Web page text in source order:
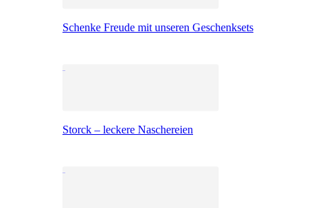
Schenke Freude mit unseren Geschenksets
Storck – leckere Naschereien